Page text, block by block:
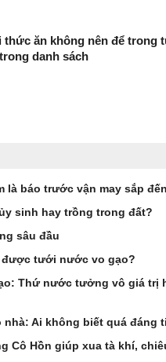
thức ăn không nên để trong
danh sách
là báo trước vận may sắp đến
sinh hay trồng trong đất?
sâu đầu
được tưới nước vo gạo?
Thứ nước tưởng vô giá trị
Ai không biết quá đáng
Cô Hồn giúp xua tà khí,